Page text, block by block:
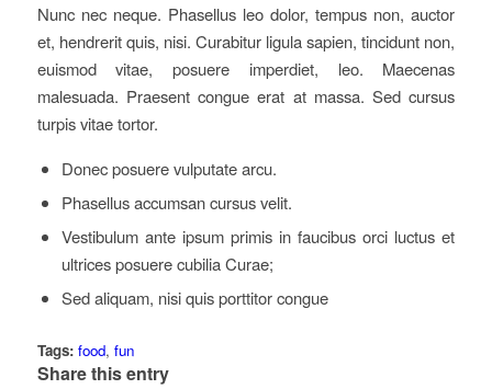
Nunc nec neque. Phasellus leo dolor, tempus non, auctor
et, hendrerit quis, nisi. Curabitur ligula sapien, tincidunt non,
euismod vitae, posuere imperdiet, leo. Maecenas
malesuada. Praesent congue erat at massa. Sed cursus
turpis vitae tortor.
Donec posuere vulputate arcu.
Phasellus accumsan cursus velit.
Vestibulum ante ipsum primis in faucibus orci luctus et
ultrices posuere cubilia Curae;
Sed aliquam, nisi quis porttitor congue
Tags: food, fun
Share this entry